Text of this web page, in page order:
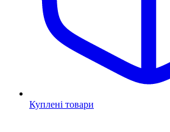
Куплені товари